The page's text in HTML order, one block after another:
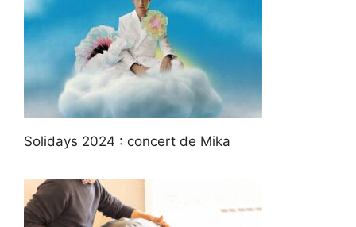
Solidays 2024 : concert de Mika